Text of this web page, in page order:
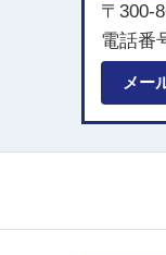
〒300-
電話番
メー